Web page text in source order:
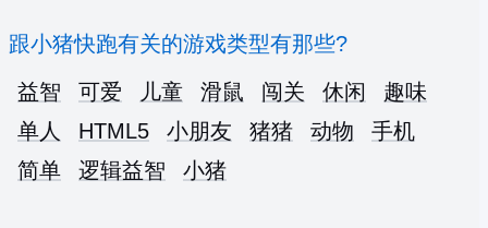
跟小猪快跑有关的游戏类型有那些?
益智
可爱 儿童 滑鼠 闯关 休闲
趣味
单人
HTML5 小朋友 猪猪 动物
手机
简单
逻辑益智 小猪